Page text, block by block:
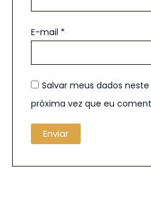
E-mail *
Salvar meus dados
próxima vez que eu